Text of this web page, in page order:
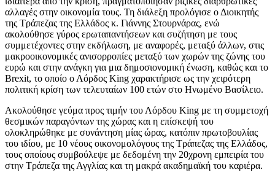
αλλαγές στην οικονομία τους. Τη διάλεξη προλόγισε ο Διοικητής
της Τράπεζας της Ελλάδος κ. Γιάννης Στουρνάρας, ενώ
ακολούθησε γύρος ερωταπαντήσεων και συζήτηση με τους
συμμετέχοντες στην εκδήλωση, με αναφορές, μεταξύ άλλων, στις
μακροοικονομικές ανισορροπίες μεταξύ των χωρών της ζώνης του
ευρώ και στην ανάγκη για μια δημοσιονομική ένωση, καθώς και το
Brexit, το οποίο ο Λόρδος King χαρακτήρισε ως την χειρότερη
πολιτική κρίση των τελευταίων 100 ετών στο Ηνωμένο Βασίλειο.
Ακολούθησε γεύμα προς τιμήν του Λόρδου King με τη συμμετοχή
θεσμικών παραγόντων της χώρας και η επίσκεψή του
ολοκληρώθηκε με συνάντηση μίας ώρας, κατόπιν πρωτοβουλίας
του ιδίου, με 10 νέους οικονομολόγους της Τράπεζας της Ελλάδος,
τους οποίους συμβούλεψε με δεδομένη την 20χρονη εμπειρία του
στην Τράπεζα της Αγγλίας και τη μακρά ακαδημαϊκή του καριέρα.